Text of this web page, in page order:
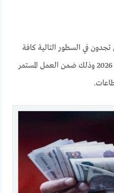
تجدون في السطور التالية كافة
المعلومات الخاصة براتب شهر مايو 2026 وذلك ضمن العمل المستمر